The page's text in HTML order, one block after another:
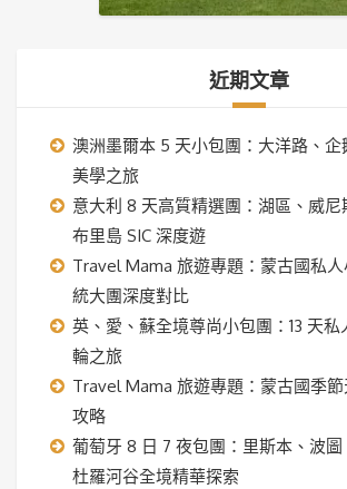
近期文章
澳洲墨爾本 5 天小包團：大洋路、企
美學之旅
意大利 8 天高質精選團：湖區、威
布里島 SIC 深度遊
Travel Mama 旅遊專題：蒙古國私
統大團深度對比
英、愛、蘇全境尊尚小包團：13 天
輪之旅
Travel Mama 旅遊專題：蒙古國季
攻略
葡萄牙 8 日 7 夜包團：里斯本、波
杜羅河谷全境精華探索